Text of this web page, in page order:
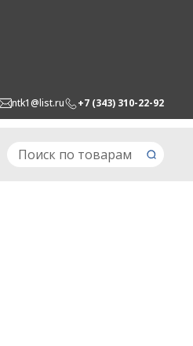
ntk1@list.ru +7 (343) 310-22-92